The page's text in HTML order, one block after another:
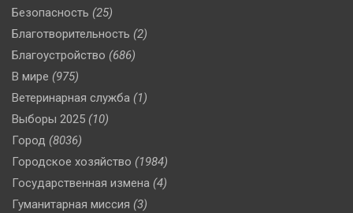
Безопасность (25)
Благотворительность (2)
Благоустройство (686)
В мире (975)
Ветеринарная служба (1)
Выборы 2025 (10)
Город (8036)
Городское хозяйство (1984)
Государственная измена (4)
Гуманитарная миссия (3)